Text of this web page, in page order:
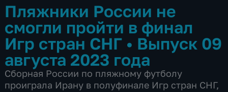
Пляжники России не
смогли пройти в финал
Игр стран СНГ • Выпуск 09
августа 2023 года
Сборная России по пляжному футболу
проиграла Ирану в полуфинале Игр стран СНГ,